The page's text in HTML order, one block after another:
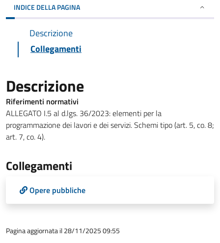
INDICE DELLA PAGINA
Descrizione
Collegamenti
Descrizione
Riferimenti normativi
ALLEGATO I.5 al d.lgs. 36/2023: elementi per la
programmazione dei lavori e dei servizi. Schemi tipo (art. 5, co. 8;
art. 7, co. 4).
Collegamenti
Opere pubbliche
Pagina aggiornata il 28/11/2025 09:55